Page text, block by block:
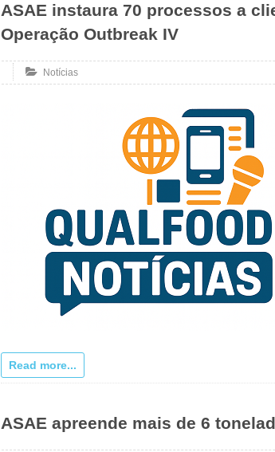
ASAE instaura 70 processos a
Operação Outbreak IV
Notícias
Read more...
ASAE apreende mais de 6